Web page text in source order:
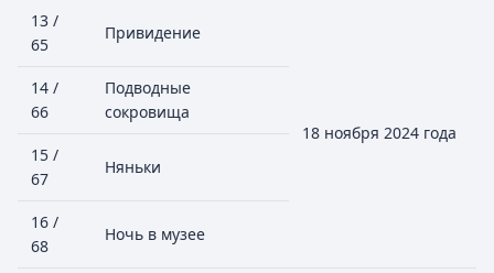
13 /
65
Привидение
18 ноября 2024 года
14 /
66
Подводные
сокровища
15 /
67
Няньки
16 /
68
Ночь в музее